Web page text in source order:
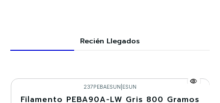
Recién Llegados
-30%
237PEBAESUN ESUN
Filamento PEBA90A-LW Gris 800 Gramos